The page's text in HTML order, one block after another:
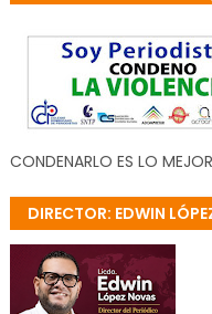
CONDENARLO ES LO MEJOR
DIRECTOR: EDWIN